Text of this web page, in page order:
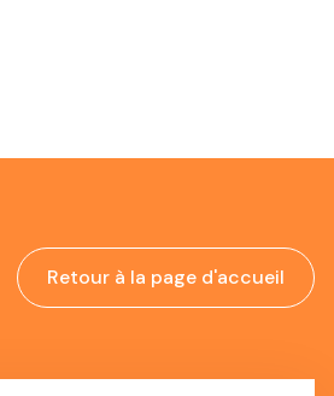
Retour à la page d'accueil